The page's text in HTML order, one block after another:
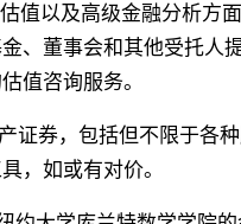
值以及高级金融分析方
、董事会和其他受托人
值咨询服务。
证券，包括但不限于各
，如或有对价。